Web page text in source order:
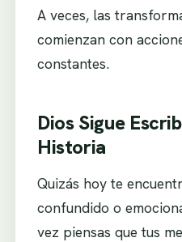
A veces, las
comienzan con
constantes.
Dios Sigue
Historia
Quizás hoy te
confundido o
vez piensas que tus